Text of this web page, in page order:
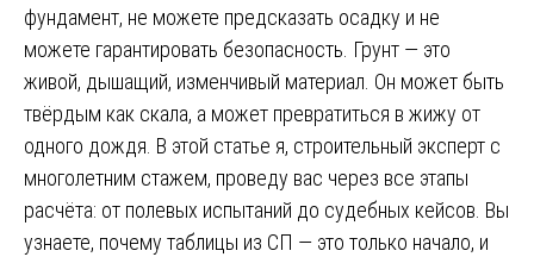
фундамент, не можете предсказать осадку и не
можете гарантировать безопасность. Грунт — это
живой, дышащий, изменчивый материал. Он может быть
твёрдым как скала, а может превратиться в жижу от
одного дождя. В этой статье я, строительный эксперт с
многолетним стажем, проведу вас через все этапы
расчёта: от полевых испытаний до судебных кейсов. Вы
узнаете, почему таблицы из СП — это только начало, и